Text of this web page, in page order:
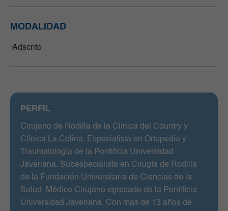
MODALIDAD
Adscrito
PERFIL
Cirujano de Rodilla de la Clínica del Country y
Clínica La Colina. Especialista en Ortopedia y
Traumatología de la Pontificia Universidad
Javeriana. Subespecialista en Cirugía de Rodilla
de la Fundación Universitaria de Ciencias de la
Salud. Médico Cirujano egresado de la Pontificia
Universidad Javeriana. Con más de 13 años de